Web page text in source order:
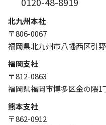
北九州本社
〒806-0067
福岡県北九州市八幡西区引
福岡支社
〒812-0863
福岡県福岡市博多区金の隈1
熊本支社
〒862-0912